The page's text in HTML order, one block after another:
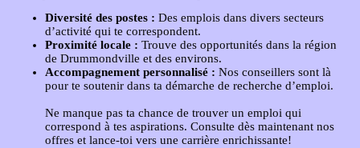
Diversité des postes : Des emplois dans divers secteurs
d’activité qui te correspondent.
Proximité locale : Trouve des opportunités dans la région
de Drummondville et des environs.
Accompagnement personnalisé : Nos conseillers sont là
pour te soutenir dans ta démarche de recherche d’emploi.
Ne manque pas ta chance de trouver un emploi qui
correspond à tes aspirations. Consulte dès maintenant nos
offres et lance-toi vers une carrière enrichissante!